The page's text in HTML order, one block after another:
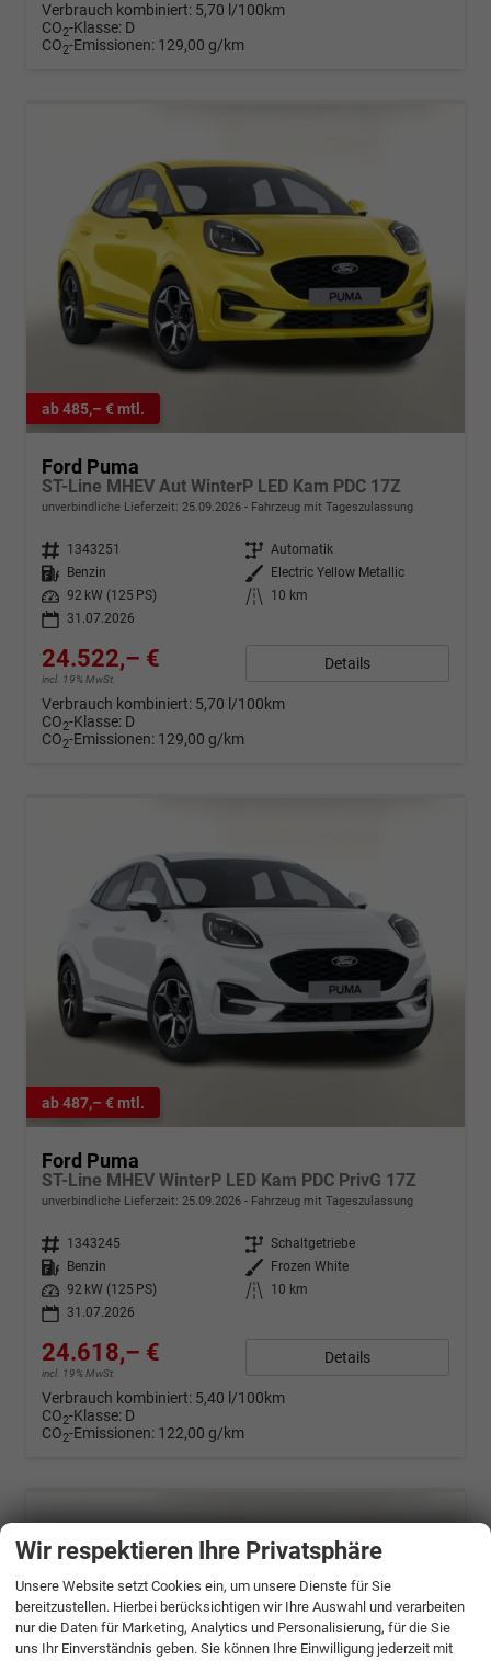
Verbrauch kombiniert: 5,70 l/100km
CO2-Klasse: D
CO2-Emissionen: 129,00 g/km
ab 485,– € mtl.
Ford Puma
ST-Line MHEV Aut WinterP LED Kam PDC 17Z
unverbindliche Lieferzeit: 25.09.2026 Fahrzeug mit Tageszulassung
Fahrzeugnr. 1343251 Getriebe Automatik
Kraftstoff
Benzin Außenfarbe
Electric Yellow Metallic
Leistung
92 kW (125 PS) Kilometerstand
10 km
31.07.2026
24.522,– €
incl. 19% MwSt.
Details
Verbrauch kombiniert: 5,70 l/100km
CO2-Klasse: D
CO2-Emissionen: 129,00 g/km
ab 487,– € mtl.
Ford Puma
ST-Line MHEV WinterP LED Kam PDC PrivG 17Z
unverbindliche Lieferzeit: 25.09.2026 Fahrzeug mit Tageszulassung
Fahrzeugnr. 1343245 Getriebe Schaltgetriebe
Kraftstoff
Benzin Außenfarbe
Frozen White
Leistung
92 kW (125 PS) Kilometerstand
10 km
31.07.2026
24.618,– €
incl. 19% MwSt.
Details
Verbrauch kombiniert: 5,40 l/100km
CO2-Klasse: D
CO2-Emissionen: 122,00 g/km
Wir respektieren Ihre Privatsphäre
Unsere Website setzt Cookies ein, um unsere Dienste für Sie
bereitzustellen. Hierbei berücksichtigen wir Ihre Auswahl und verarbeiten
nur die Daten für Marketing, Analytics und Personalisierung, für die Sie
uns Ihr Einverständnis geben. Sie können Ihre Einwilligung jederzeit mit